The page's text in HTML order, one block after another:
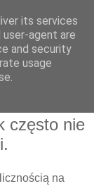
często nie
na
its services
user-agent are
and security
usage